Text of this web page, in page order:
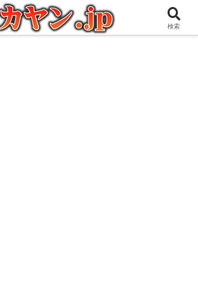
ト好きな管理人の愉快な日々を綴るブログ
検索